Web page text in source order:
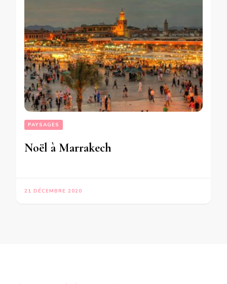
PAYSAGES
Noël à Marrakech
21 DÉCEMBRE 2020